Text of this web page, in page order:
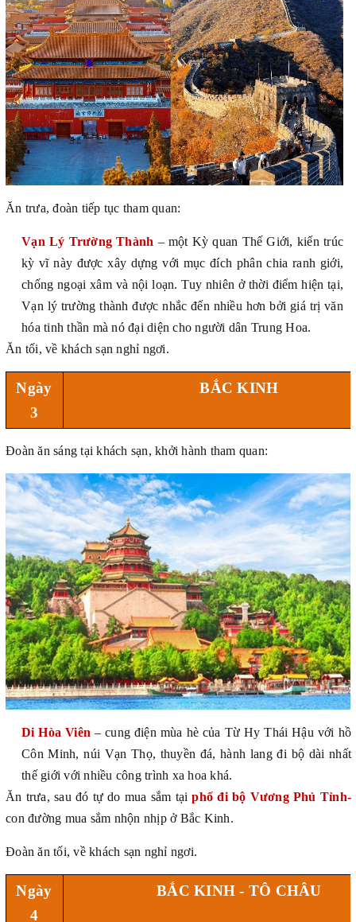
Ăn trưa, đoàn tiếp tục tham quan:
Vạn Lý Trường Thành – một Kỳ quan Thế Giới, kiến trúc
kỳ vĩ này được xây dựng với mục đích phân chia ranh giới,
chống ngoại xâm và nội loạn. Tuy nhiên ở thời điểm hiện tại,
Vạn lý trường thành được nhắc đến nhiều hơn bởi giá trị văn
hóa tinh thần mà nó đại diện cho người dân Trung Hoa.
Ăn tối, về khách sạn nghỉ ngơi.
Ngày
3
BẮC KINH
Đoàn ăn sáng tại khách sạn, khởi hành tham quan:
Di Hòa Viên – cung điện mùa hè của Từ Hy Thái Hậu với hồ
Côn Minh, núi Vạn Thọ, thuyền đá, hành lang đi bộ dài nhất
thế giới với nhiều công trình xa hoa khá.
Ăn trưa, sau đó tự do mua sắm tạiphố đi bộ Vương Phủ Tỉnh-
con đường mua sắm nhộn nhịp ở Bắc Kinh.
Đoàn ăn tối, về khách sạn nghỉ ngơi.
Ngày
4
BẮC KINH - TÔ CHÂU